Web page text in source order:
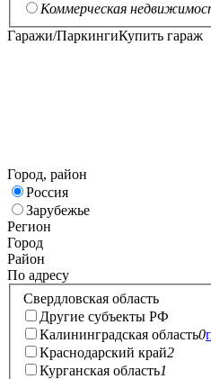
Коммерческая
Гаражи/ПаркингиКупить гараж
Город, район
Россия
Зарубежье
Регион
Город
Район
По адресу
Свердловская область
Другие субъекты РФ
Калининградская область0
Краснодарский край2
Курганская область1